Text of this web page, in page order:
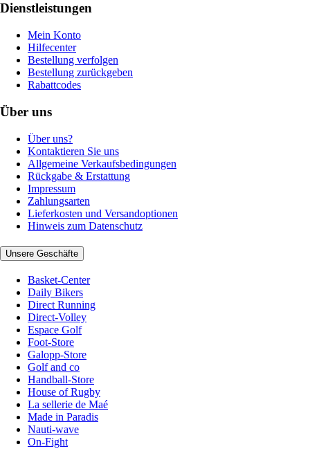
Dienstleistungen
Mein Konto
Hilfecenter
Bestellung verfolgen
Bestellung zurückgeben
Rabattcodes
Über uns
Über uns?
Kontaktieren Sie uns
Allgemeine Verkaufsbedingungen
Rückgabe & Erstattung
Impressum
Zahlungsarten
Lieferkosten und Versandoptionen
Hinweis zum Datenschutz
Unsere Geschäfte
Basket-Center
Daily Bikers
Direct Running
Direct-Volley
Espace Golf
Foot-Store
Galopp-Store
Golf and co
Handball-Store
House of Rugby
La sellerie de Maé
Made in Paradis
Nauti-wave
On-Fight